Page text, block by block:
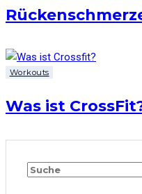
Workouts
Was ist